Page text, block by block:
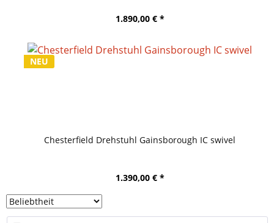
1.890,00 € *
NEU
Chesterfield Drehstuhl Gainsborough IC swivel
1.390,00 € *